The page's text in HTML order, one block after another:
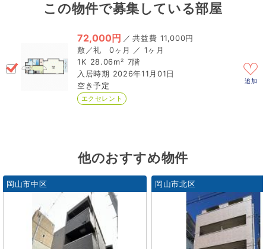
この物件で募集している部屋
72,000円 ／
11,000円
0ヶ月 ／ 1ヶ月
1K 28.06m² 7階
2026年11月01日
空き予定
エクセレント
追加
他のおすすめ物件
岡山市中区 岡山市北区